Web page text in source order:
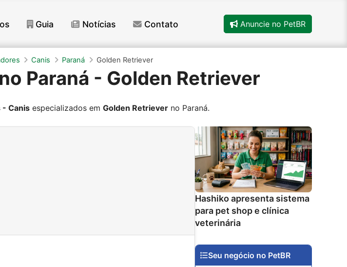
Guia Notícias Contato Anuncie no PetBR
Canis Paraná Golden Retriever
Paraná - Golden Retriever
- Canis especializados em Golden Retriever no Paraná.
Hashiko apresenta sistema
para pet shop e clínica
veterinária
Seu negócio no PetBR